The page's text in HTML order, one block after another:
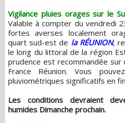
Vigilance pluies orages sur le
Valable à compter du vendredi
fortes averses localement
quart sud-est de la RÉUNION,
le long du littoral de la région
prudence est recommandée
France Réunion. Vous
pluviométriques significatifs en
Les conditions devraient
humides Dimanche prochain.